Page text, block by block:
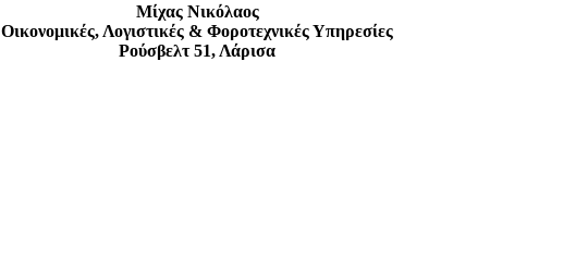
Μίχας Νικόλαος
Οικονομικές, Λογιστικές & Φοροτεχνικές Υπηρεσίες
Ρούσβελτ 51, Λάρισα